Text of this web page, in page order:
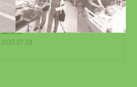
コロナ感染者・濃厚接触者の自宅待
機日数の早見表｜2022/9/7無症状者
緩和版
2022.07.29